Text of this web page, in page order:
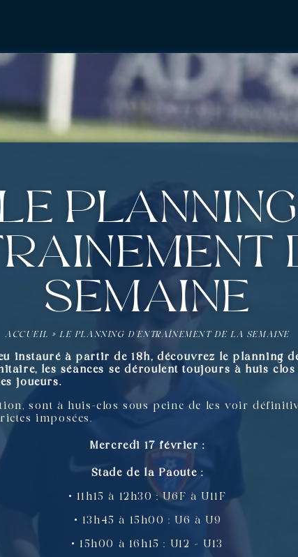
planning
semaine
ACCUEIL » LE PLANNING D’ENTRAÎNEMENT DE LA SEMAINE
instauré à partir de 18h, découvrez le planning
les séances se déroulent toujours à huis
joueurs.
sont à huis-clos sous peine de les voir
imposées.
Mercredi 17 février :
Stade de la Paoute :
• 11h15 à 12h30 : U6F à U11F
• 13h45 à 15h00 : U6 à U9
• 15h00 à 16h15 : U12 – U13